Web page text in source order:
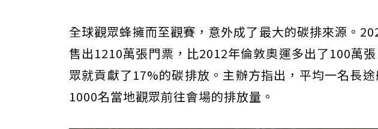
全球觀眾蜂擁而至觀賽，意外成了最大的碳排來源。
售出1210萬張門票，比2012年倫敦奧運多出了100萬
眾就貢獻了17%的碳排放。主辦方指出，平均一名長
1000名當地觀眾前往會場的排放量。